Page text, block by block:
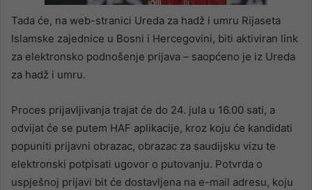
Tada će, na web-stranici Ureda za hadž i umru Rijaseta
Islamske zajednice u Bosni i Hercegovini, biti aktiviran link
za elektronsko podnošenje prijava – saopćeno je iz Ureda
za hadž i umru.
Proces prijavljivanja trajat će do 24. jula u 16.00 sati, a
odvijat će se putem HAF aplikacije, kroz koju će kandidati
popuniti prijavni obrazac, obrazac za saudijsku vizu te
elektronski potpisati ugovor o putovanju. Potvrda o
uspješnoj prijavi bit će dostavljena na e-mail adresu, koju